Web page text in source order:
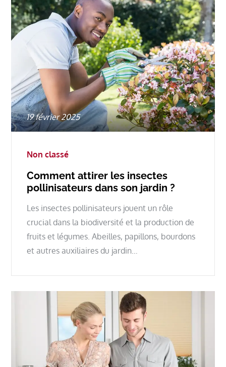
Posted
on
19 février 2025
Non classé
Comment attirer les insectes
pollinisateurs dans son jardin ?
Les insectes pollinisateurs jouent un rôle
crucial dans la biodiversité et la production de
fruits et légumes. Abeilles, papillons, bourdons
et autres auxiliaires du jardin…